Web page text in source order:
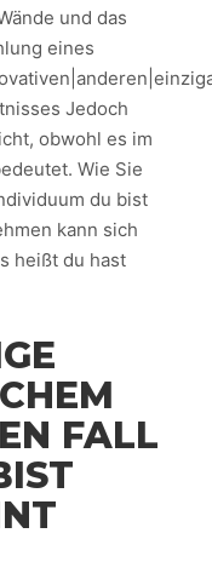
und das
eines
Jedoch
obwohl es im
Wie Sie
du bist
kann sich
heißt du hast
FALL